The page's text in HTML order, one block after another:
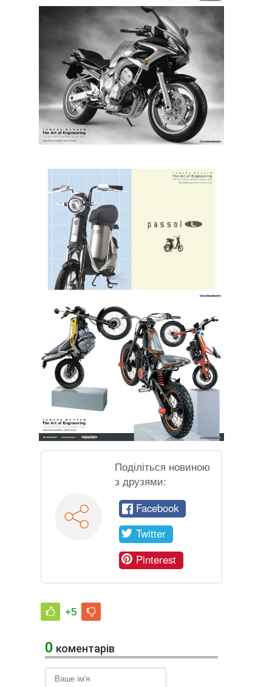
Поділіться новиною
з друзями:
Facebook
Twitter
Pinterest
+5
0 коментарів